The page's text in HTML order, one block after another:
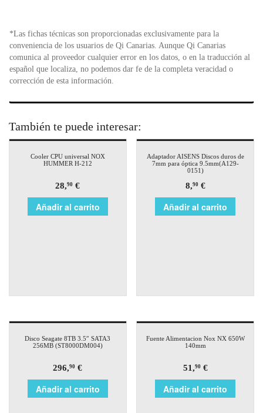
*Las fichas técnicas son proporcionadas exclusivamente para la
conveniencia de los usuarios de Qi Canarias. Aunque Qi Canarias
comunica al proveedor cualquier error en los datos, o en la traducción al
español que localiza, no podemos dar fe de la completa veracidad o
corrección de esta información.
También te puede interesar:
Cooler CPU universal NOX
HUMMER H-212
28,90 €
Añadir al carrito
Adaptador AISENS Discos duros de
7mm para óptica 9.5mm(A129-
0151)
8,90€
Añadir al carrito
Disco Seagate 8TB 3.5″ SATA3
256MB (ST8000DM004)
296,90 €
Añadir al carrito
Fuente Alimentacion Nox NX 650W
140mm
51,90€
Añadir al carrito